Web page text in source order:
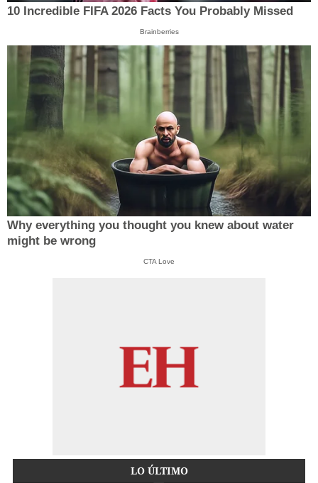
10 Incredible FIFA 2026 Facts You Probably Missed
Brainberries
Why everything you thought you knew about water
might be wrong
CTA Love
LO ÚLTIMO